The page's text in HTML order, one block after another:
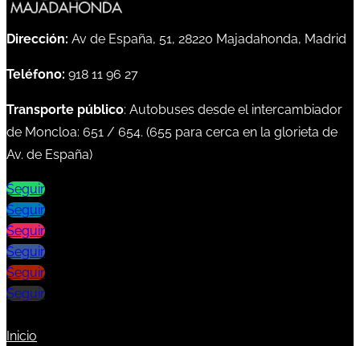
Dirección: Av de España, 51, 28220 Majadahonda, Madrid
Teléfono: 918 11 96 27
Transporte público: Autobuses desde el intercambiador
de Moncloa: 651 / 654. (655 para cerca en la glorieta de
Av. de España)
Seguir
Seguir
Seguir
Seguir
Seguir
Seguir
Inicio